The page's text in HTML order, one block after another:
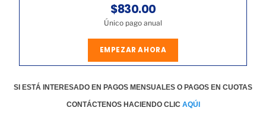
$830.00
Único pago anual
EMPEZAR AHORA
SI ESTÁ INTERESADO EN PAGOS MENSUALES O PAGOS EN CUOTAS
CONTÁCTENOS HACIENDO CLIC AQÚI